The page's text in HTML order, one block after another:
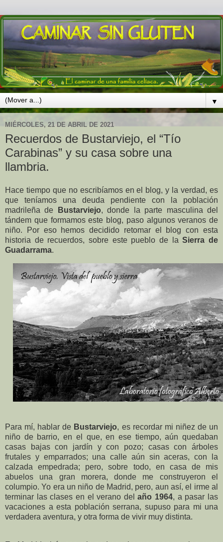
▼
MIÉRCOLES, 21 DE ABRIL DE 2021
Recuerdos de Bustarviejo, el “Tío
Carabinas” y su casa sobre una
llambria.
Hace tiempo que no escribíamos en el blog, y la verdad, es
que teníamos una deuda pendiente con la población
madrileña de
Bustarviejo, donde la parte masculina del
tándem que formamos este blog, paso algunos veranos de
niño. Por eso hemos decidido retomar el blog con esta
historia de recuerdos, sobre este pueblo de laSierra de
Guadarrama.
Para mí, hablar de Bustarviejo, es recordar mi niñez de un
niño de barrio, en el que, en ese tiempo, aún quedaban
casas bajas con jardín y con pozo; casas con árboles
frutales y emparrados; una calle aún sin aceras, con la
calzada empedrada; pero, sobre todo, en casa de mis
abuelos una gran morera, donde me construyeron el
columpio. Yo era un niño de Madrid, pero, aun así, el irme al
terminar las clases en el verano delaño 1964, a pasar las
vacaciones a esta población serrana, supuso para mi una
verdadera aventura, y otra forma de vivir muy distinta.